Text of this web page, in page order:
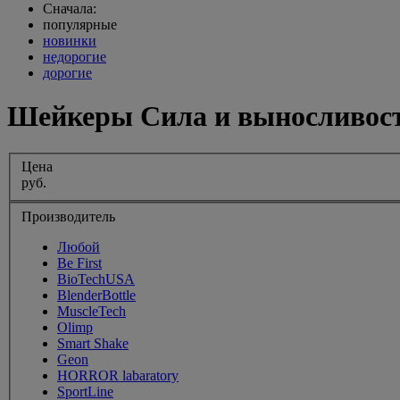
Сначала:
популярные
новинки
недорогие
дорогие
Шейкеры Сила и
Цена
руб.
Производитель
Любой
Be First
BioTechUSA
BlenderBottle
MuscleTech
Olimp
Smart Shake
Geon
HORROR labaratory
SportLine